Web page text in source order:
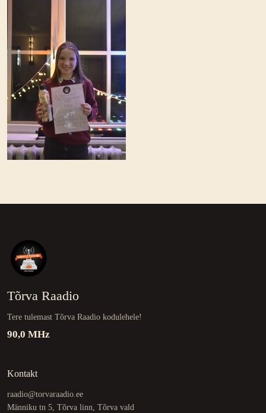
Tõrva Raadio
Tere tulemast Tõrva Raadio kodulehele!
90,0 MHz
Kontakt
raadio@torvaraadio.ee
Männiku tn 5, Tõrva linn, Tõrva vald